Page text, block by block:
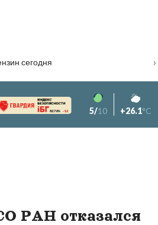
сегодня ›
82.76% -1.2 5/10 +26.1°C
РАН отказался